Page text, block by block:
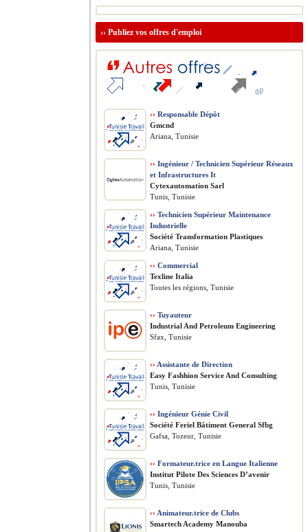
›› Publiez vos offres d'emploi
›› Responsable Dépôt
Gmcnd
Ariana, Tunisie
›› Ingénieur / Technicien Supérieur Réseaux
et Infrastructures It
Cytexautomation Sarl
Tunis, Tunisie
›› Technicien Supérieur Maintenance
Industrielle
Société Transformation Plastiques
Ariana, Tunisie
›› Commercial
Texline Italia
Toutes les régions, Tunisie
›› Tuyauteur
​Industrial And Petroleum Engineering
Sfax, Tunisie
›› Assistante de Direction
Easy Fashhion Service And Consulting
Tunis, Tunisie
›› Ingénieur Génie Civil
Société Feriel Bâtiment General Sfbg
Gafsa, Tozeur, Tunisie
›› Formateur.trice en Langue Italienne
Institut Pilote Des Sciences D’avenir
Tunis, Tunisie
›› Animateur.trice de Clubs
Smartech Academy Manouba